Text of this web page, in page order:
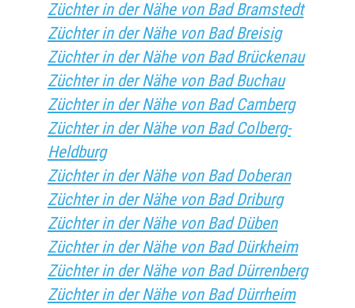
Züchter in der Nähe von Bad Bramstedt
Züchter in der Nähe von Bad Breisig
Züchter in der Nähe von Bad Brückenau
Züchter in der Nähe von Bad Buchau
Züchter in der Nähe von Bad Camberg
Züchter in der Nähe von Bad Colberg-
Heldburg
Züchter in der Nähe von Bad Doberan
Züchter in der Nähe von Bad Driburg
Züchter in der Nähe von Bad Düben
Züchter in der Nähe von Bad Dürkheim
Züchter in der Nähe von Bad Dürrenberg
Züchter in der Nähe von Bad Dürrheim